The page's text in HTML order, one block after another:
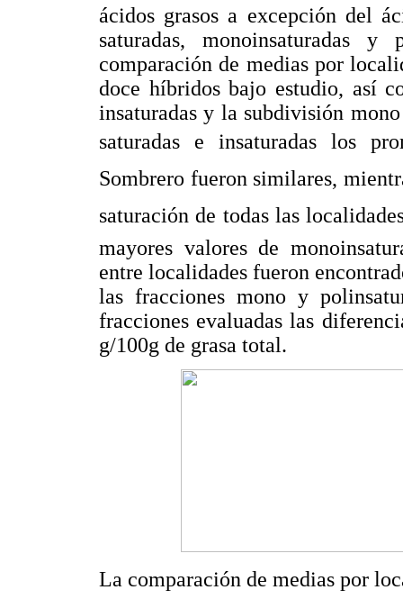
ácidos grasos a excepción del
saturadas, monoinsaturadas
comparación de medias por
doce híbridos bajo estudio, así
insaturadas y la subdivisión
saturadas e insaturadas los
Sombrero fueron similares,
saturación de todas las
mayores valores de
entre localidades fueron
las fracciones mono y
fracciones evaluadas las
g/100g de grasa total.
La comparación de medias por